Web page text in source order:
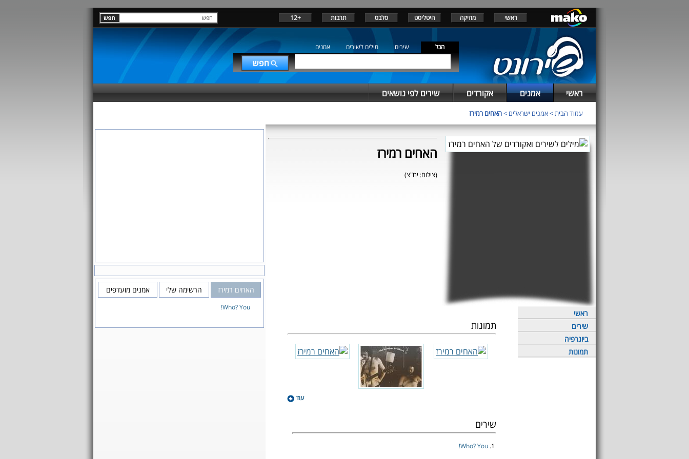
ראשי מוזיקה היטליסט סלבס תרבות +12
הכל שירים מילים לשירים אמנים
ראשי אמנים אקורדים שירים לפי נושאים
עמוד הבית>אמנים ישראלים >האחים רמירז
האחים רמירז
(צילום: יח"צ)
ראשי
שירים
ביוגרפיה
תמונות
תמונות
עוד
שירים
1.
האחים רמירז הרשימה שלי אמנים מועדפים
Who? You!